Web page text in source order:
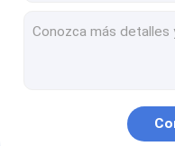
Hexafluorudo refrigerante descolorido del azufre del
Gas industrial para la soldadura,
la soldadura del argón del cilindro